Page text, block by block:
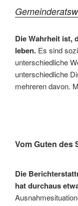
Die Wahrheit ist,
leben. Es sind
unterschiedliche
unterschiedliche
mehreren davon.
Vom Guten des
Die
hat durchaus